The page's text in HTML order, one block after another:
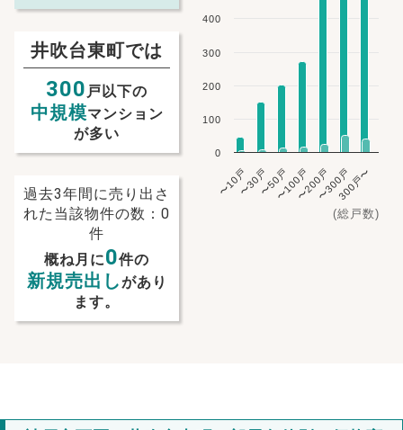
井吹台東町では
300 戸以下の
中規模マンション
が多い
過去3年間に売り出さ
れた当該物件の数：0
件
概ね月に0件の
新規売出しがあり
ます。
(総戸数)
〜10戸〜30戸〜50戸〜100戸〜200戸〜300戸300戸〜
0
100
200
300
400